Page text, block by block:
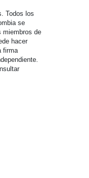
Todos los
se
miembros de
hacer
firma